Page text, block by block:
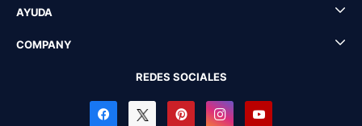
AYUDA
COMPANY
REDES SOCIALES